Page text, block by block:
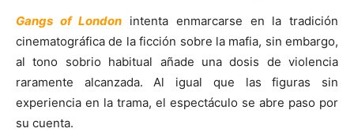
Gangs of London intenta enmarcarse en la tradición
cinematográfica de la ficción sobre la mafia, sin embargo,
al tono sobrio habitual añade una dosis de violencia
raramente alcanzada. Al igual que las figuras sin
experiencia en la trama, el espectáculo se abre paso por
su cuenta.